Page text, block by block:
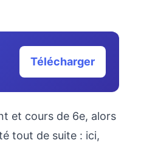
Télécharger
et cours de 6e, alors
tout de suite : ici,